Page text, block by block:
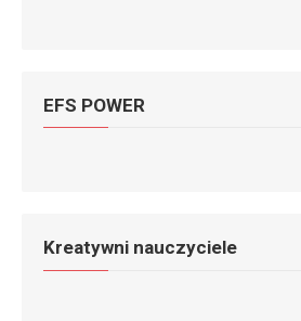
EFS POWER
Kreatywni nauczyciele